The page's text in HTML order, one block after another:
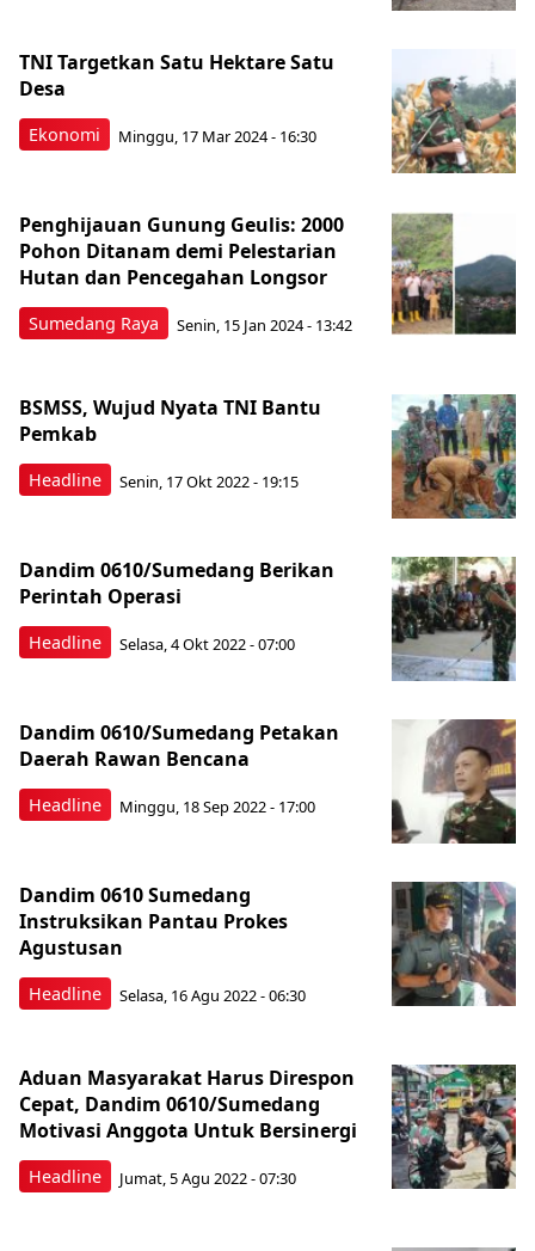
Ekonomi
TNI Targetkan Satu Hektare Satu
Desa
Minggu, 17 Mar 2024 - 16:30
Sumedang Raya
Penghijauan Gunung Geulis: 2000
Pohon Ditanam demi Pelestarian
Hutan dan Pencegahan Longsor
Senin, 15 Jan 2024 - 13:42
Headline
BSMSS, Wujud Nyata TNI Bantu
Pemkab
Senin, 17 Okt 2022 - 19:15
Headline
Dandim 0610/Sumedang Berikan
Perintah Operasi
Selasa, 4 Okt 2022 - 07:00
Headline
Dandim 0610/Sumedang Petakan
Daerah Rawan Bencana
Minggu, 18 Sep 2022 - 17:00
Headline
Dandim 0610 Sumedang
Instruksikan Pantau Prokes
Agustusan
Selasa, 16 Agu 2022 - 06:30
Headline
Aduan Masyarakat Harus Direspon
Cepat, Dandim 0610/Sumedang
Motivasi Anggota Untuk Bersinergi
Jumat, 5 Agu 2022 - 07:30